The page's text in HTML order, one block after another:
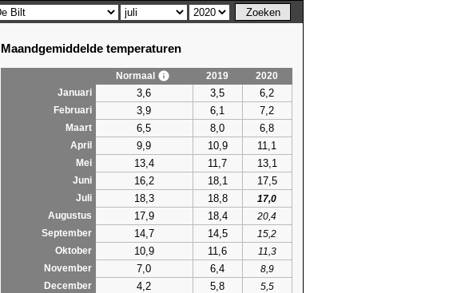
Maandgemiddelde temperaturen
Normaal 2019
2020
Januari
3,6 3,5 6,2
Februari 3,9 6,1 7,2
Maart 6,5 8,0 6,8
April 9,9 10,9 11,1
Mei 13,4 11,7 13,1
Juni 16,2 18,1 17,5
Juli 18,3 18,8
17,0
Augustus
17,9 18,4
20,4
September
14,7 14,5
15,2
Oktober
10,9 11,6
11,3
November
7,0 6,4
8,9
December
4,2 5,8 5,5